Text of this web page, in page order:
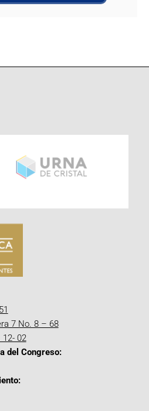
7 No. 8 – 68
12- 02
del Congreso: